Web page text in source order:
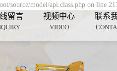
source/model/api.class.php on line
留言 视频中心
VIDEO
联系